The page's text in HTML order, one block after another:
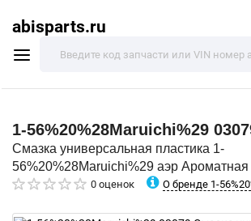
abisparts.ru
1-56%20%28Maruichi%29
Смазка универсальная пластика 1-
56%20%28Maruichi%29 аэр
0 оценок О бренде 1-